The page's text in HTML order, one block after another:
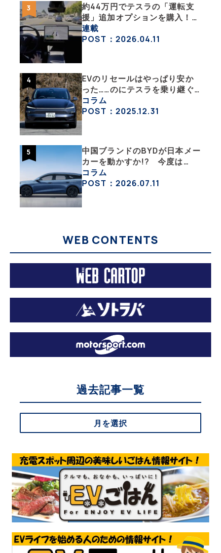
約44万円でテスラの「運転支
援」追加オプションを購入！
果たして価格以上の効果はあっ
たのか？【テスラ沼にはまった
連載
POST：2026.04.11
EVのリセールはやっぱり安か
った……のにテスラを乗り継ぐ
ってどういうこと？ 【テスラ
沼にはまった大学教授のEV生
コラム
POST：2025.12.31
中国ブランドのBYDが日本メー
カーを動かすか!? 今度は
PHEVのステーションワゴンで
日本市場を揺るがす
コラム
POST：2026.07.11
WEB CONTENTS
過去記事一覧
月を選択